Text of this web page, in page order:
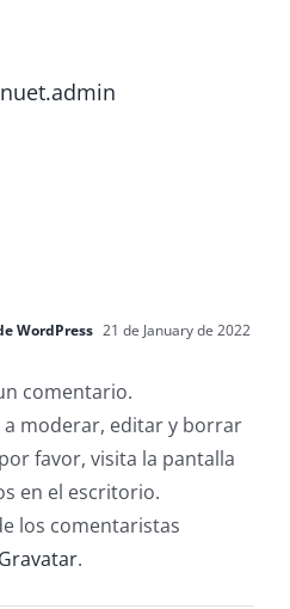
WordPress 21 de January de 2022
comentario.
a moderar, editar y borrar
favor, visita la pantalla
en el escritorio.
los comentaristas
Gravatar.